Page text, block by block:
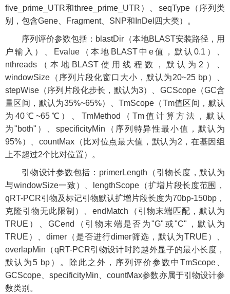
five_prime_UTR和three_prime_UTR）、seqType（序列类
别，包含Gene、Fragment、SNP和InDel四大类）。
序列评价参数包括：blastDir（本地BLAST安装路径，用
户输入）、Evalue（本地BLAST中e值，默认0.1）、
nthreads（本地BLAST使用线程数，默认为2）、
windowSize（序列片段化窗口大小，默认为20~25 bp）、
stepWise（序列片段化步长，默认为3）、GCScope（GC含
量区间，默认为35%~65%）、TmScope（Tm值区间，默认
为40℃~65℃）、TmMethod（Tm值计算方法，默认
为"both"）、specificityMin（序列特异性最小值，默认为
95%）、countMax（比对位点最大值，默认为2，在基因组
上不超过2个比对位置）。
引物设计参数包括：primerLength（引物长度，默认为
与windowSize一致）、lengthScope（扩增片段长度范围，
qRT-PCR引物及标记引物默认扩增片段长度为70bp-150bp，
克隆引物无此限制）、endMatch（引物末端匹配，默认为
TRUE）、GCend（引物末端是否为"G"或"C"，默认为
TRUE）、dimer（是否进行dimer筛选，默认为TRUE）、
overlapMin（qRT-PCR引物设计时跨越外显子的最小长度，
默认为5 bp）。除此之外，序列评价参数中TmScope、
GCScope、specificityMin、countMax参数亦属于引物设计参
数类别。